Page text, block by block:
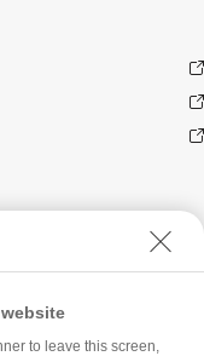
to leave this screen,